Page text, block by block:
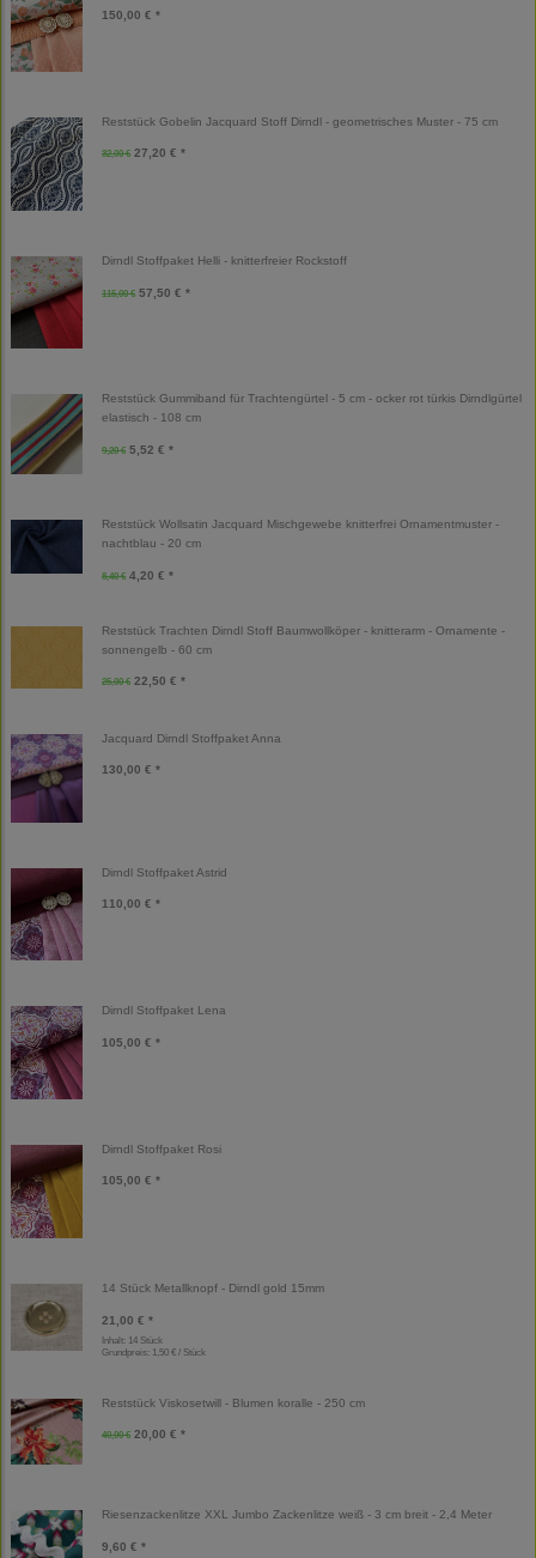
150,00 € *
Reststück Gobelin Jacquard Stoff Dirndl - geometrisches Muster - 75 cm
32,00 € 27,20 € *
Dirndl Stoffpaket Helli - knitterfreier Rockstoff
115,00 € 57,50 € *
Reststück Gummiband für Trachtengürtel - 5 cm - ocker rot türkis Dirndlgürtel
elastisch - 108 cm
9,20 € 5,52 € *
Reststück Wollsatin Jacquard Mischgewebe knitterfrei Ornamentmuster -
nachtblau - 20 cm
8,40 € 4,20 € *
Reststück Trachten Dirndl Stoff Baumwollköper - knitterarm - Ornamente -
sonnengelb - 60 cm
25,00 € 22,50 € *
Jacquard Dirndl Stoffpaket Anna
130,00 € *
Dirndl Stoffpaket Astrid
110,00 € *
Dirndl Stoffpaket Lena
105,00 € *
Dirndl Stoffpaket Rosi
105,00 € *
14 Stück Metallknopf - Dirndl gold 15mm
21,00 € *
Inhalt: 14 Stück
Grundpreis: 1,50 € / Stück
Reststück Viskosetwill - Blumen koralle - 250 cm
40,00 € 20,00 € *
Riesenzackenlitze XXL Jumbo Zackenlitze weiß - 3 cm breit - 2,4 Meter
9,60 € *